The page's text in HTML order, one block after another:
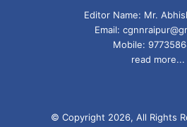
दूसरे को गले नहीं लगा सकते,
रिश्तेदारों को आश्वस्त करने के
चारों ओर लपेटते हैं और एक-दूसरे
Editor Name: Mr.
Email:
Mobile:
read more...
© Copyright 2026, All Rights